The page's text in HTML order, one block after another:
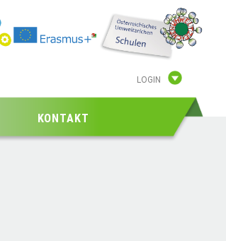
LOGIN
KONTAKT